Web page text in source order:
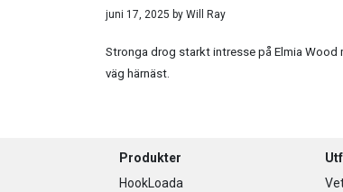
juni 17, 2025 by Will Ray
Stronga drog starkt intresse på Elmia Wood
väg härnäst.
Footer
Produkter
HookLoada